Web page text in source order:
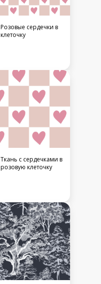
Розовые сердечки в
клеточку
Ткань с сердечками в
розовую клеточку